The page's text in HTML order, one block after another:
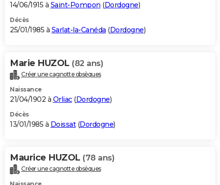
14/06/1915 à Saint-Pompon (Dordogne)
Décès
25/01/1985 à Sarlat-la-Canéda (Dordogne)
Marie HUZOL (82 ans)
Créer une cagnotte obsèques
Naissance
21/04/1902 à Orliac(Dordogne)
Décès
13/01/1985 à Doissat(Dordogne)
Maurice HUZOL (78 ans)
Créer une cagnotte obsèques